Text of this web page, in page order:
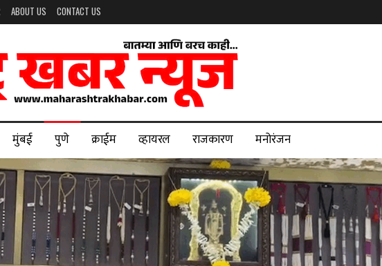
ABOUT US CONTACT US
मुंबई पुणे क्राईम व्हायरल राजकारण मनोरंजन